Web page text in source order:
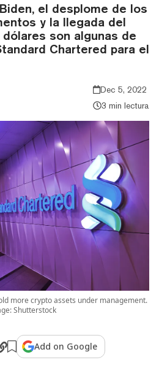
el desplome de los
y la llegada del
son algunas de
Chartered para el
Dec 5, 2022
3 min lectura
more crypto assets under management.
Shutterstock
Add on Google